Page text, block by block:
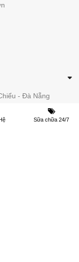
- Đà Nẵng
Sữa chữa 24/7